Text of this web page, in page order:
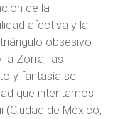
de la
afectiva y la
obsesivo
la Zorra, las
y fantasía se
que intentamos
(Ciudad de México,